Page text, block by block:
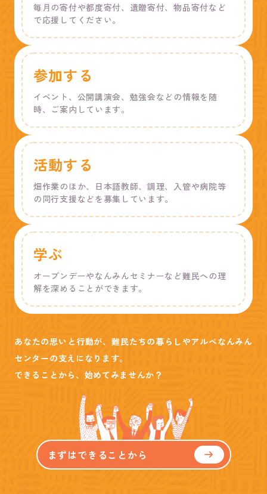
毎月の寄付や都度寄付、遺贈寄付、物品寄付など
で応援してください。
参加する
イベント、公開講演会、勉強会などの情報を随
時、ご案内しています。
活動する
畑作業のほか、日本語教師、調理、入管や病院等
の同行支援などを募集しています。
学ぶ
オープンデーやなんみんセミナーなど難民への理
解を深めることができます。
あなたの思いと行動が、難民たちの暮らしやアルペなんみん
センターの支えになります。
できることから、始めてみませんか？
まずはできることから